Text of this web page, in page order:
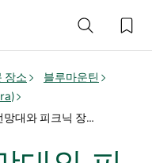
장소
블루마운틴
고든 폭포 전망대와 피크닉 장소